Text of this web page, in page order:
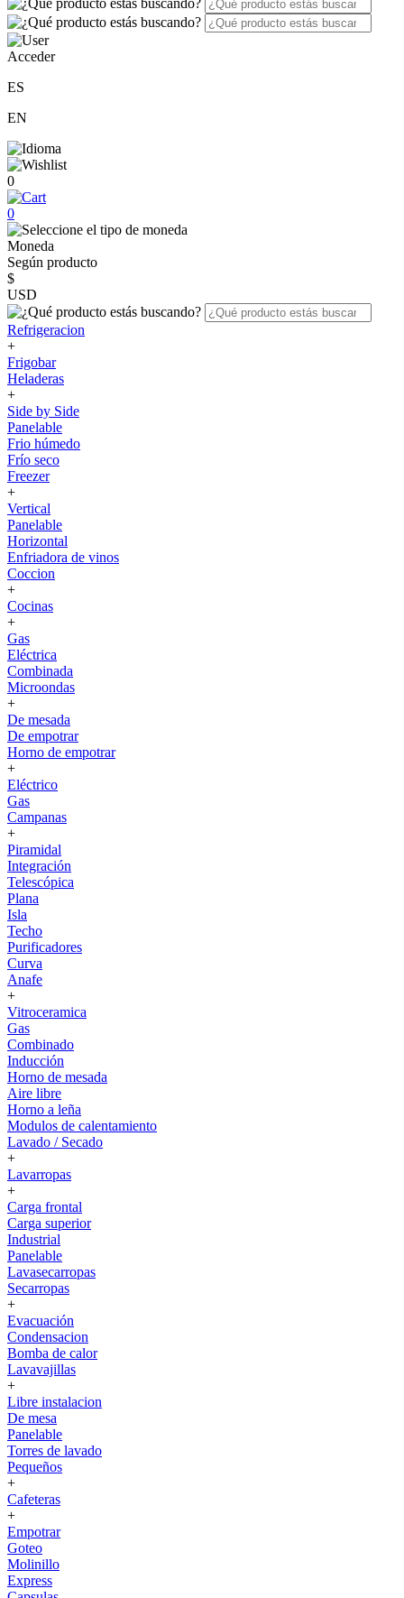
Acceder
ES
EN
0
0
Moneda
Según producto
$
USD
Refrigeracion
+
Frigobar
Heladeras
+
Side by Side
Panelable
Frio húmedo
Frío seco
Freezer
+
Vertical
Panelable
Horizontal
Enfriadora de vinos
Coccion
+
Cocinas
+
Gas
Eléctrica
Combinada
Microondas
+
De mesada
De empotrar
Horno de empotrar
+
Eléctrico
Gas
Campanas
+
Piramidal
Integración
Telescópica
Plana
Isla
Techo
Purificadores
Curva
Anafe
+
Vitroceramica
Gas
Combinado
Inducción
Horno de mesada
Aire libre
Horno a leña
Modulos de calentamiento
Lavado / Secado
+
Lavarropas
+
Carga frontal
Carga superior
Industrial
Panelable
Lavasecarropas
Secarropas
+
Evacuación
Condensacion
Bomba de calor
Lavavajillas
+
Libre instalacion
De mesa
Panelable
Torres de lavado
Pequeños
+
Cafeteras
+
Empotrar
Goteo
Molinillo
Express